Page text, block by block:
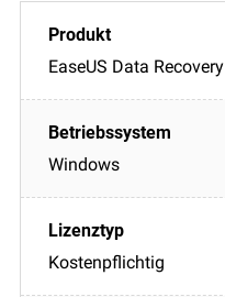
EaseUS Data Recovery
Windows
Kostenpflichtig